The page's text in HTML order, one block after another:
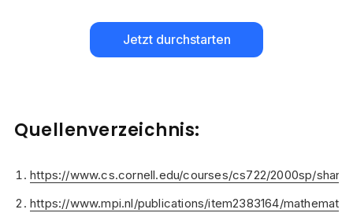
Jetzt durchstarten
Quellenverzeichnis:
https://www.cs.cornell.edu/courses/cs722/2000sp/
https://www.mpi.nl/publications/item2383164/